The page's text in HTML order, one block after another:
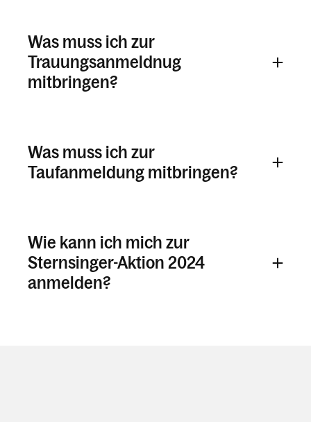
Taufe, Hochzeit, Erstkommunion &
Firmung
Tod, Beerdigung & Trauer
Kalender
Kontakt
Was muss ich zur
Trauungsanmeldnug
mitbringen?
Was muss ich zur
Taufanmeldung mitbringen?
Wie kann ich mich zur
Sternsinger-Aktion 2024
anmelden?